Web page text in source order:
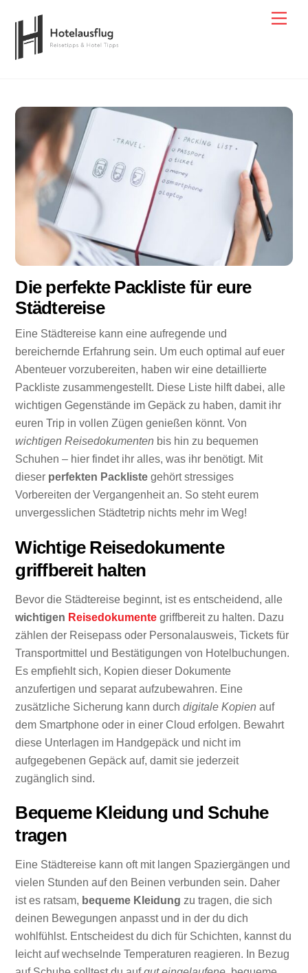
content
Die perfekte Packliste für eure
Städtereise
Eine Städtereise kann eine aufregende und
bereichernde Erfahrung sein. Um euch optimal auf euer
Abenteuer vorzubereiten, haben wir eine detaillierte
Packliste zusammengestellt. Diese Liste hilft dabei, alle
wichtigen Gegenstände im Gepäck zu haben, damit ihr
euren Trip in vollen Zügen genießen könnt. Von
wichtigen Reisedokumenten bis hin zu bequemen
Schuhen – hier findet ihr alles, was ihr benötigt. Mit
dieser perfekten Packliste gehört stressiges
Vorbereiten der Vergangenheit an. So steht eurem
unvergesslichen Städtetrip nichts mehr im Weg!
Wichtige Reisedokumente
griffbereit halten
Bevor die Städtereise beginnt, ist es entscheidend, alle
wichtigen Reisedokumente griffbereit zu halten. Dazu
zählen der Reisepass oder Personalausweis, Tickets für
Transportmittel und Bestätigungen von Hotelbuchungen.
Es empfiehlt sich, Kopien dieser Dokumente
anzufertigen und separat aufzubewahren. Eine
zusätzliche Sicherung kann durchdigitale Kopien auf
dem Smartphone oder in einer Cloud erfolgen. Bewahrt
diese Unterlagen im Handgepäck und nicht im
aufgegebenen Gepäck auf, damit sie jederzeit
zugänglich sind.
Bequeme Kleidung und Schuhe
tragen
Eine Städtereise kann oft mit langen Spaziergängen und
vielen Stunden auf den Beinen verbunden sein. Daher
ist es ratsam, bequeme Kleidung zu tragen, die sich
deinen Bewegungen anpasst und in der du dich
wohlfühlst. Entscheidest du dich für Schichten, kannst du
leicht auf wechselnde Temperaturen reagieren. In Bezug